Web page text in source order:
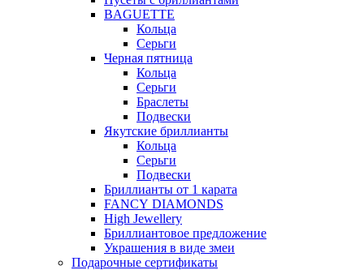
BAGUETTE
Кольца
Серьги
Черная пятница
Кольца
Серьги
Браслеты
Подвески
Якутские бриллианты
Кольца
Серьги
Подвески
Бриллианты от 1 карата
FANCY DIAMONDS
High Jewellery
Бриллиантовое предложение
Украшения в виде змеи
Подарочные сертификаты